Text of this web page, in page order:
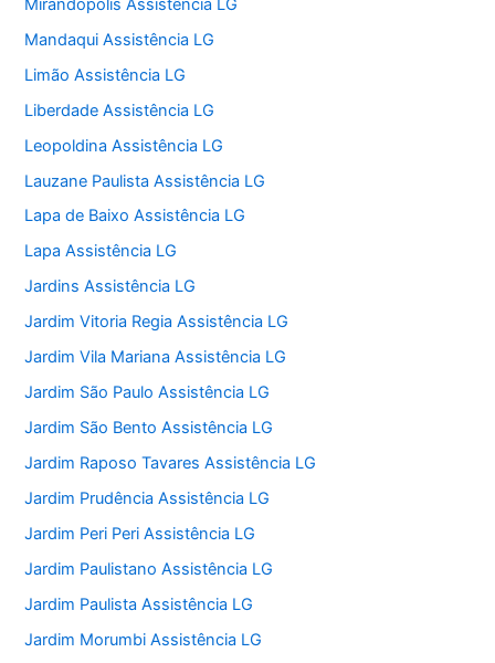
Mirandópolis Assistência LG
Mandaqui Assistência LG
Limão Assistência LG
Liberdade Assistência LG
Leopoldina Assistência LG
Lauzane Paulista Assistência LG
Lapa de Baixo Assistência LG
Lapa Assistência LG
Jardins Assistência LG
Jardim Vitoria Regia Assistência LG
Jardim Vila Mariana Assistência LG
Jardim São Paulo Assistência LG
Jardim São Bento Assistência LG
Jardim Raposo Tavares Assistência LG
Jardim Prudência Assistência LG
Jardim Peri Peri Assistência LG
Jardim Paulistano Assistência LG
Jardim Paulista Assistência LG
Jardim Morumbi Assistência LG